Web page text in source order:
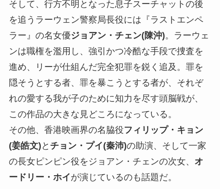
そして、行方不明となった息子スーチャットの後
を追うラーウェン警察局長役には『ラストエンペ
ラー』の名女優ジョアン・チェン(陳沖)。ラーウェ
ンは職権を濫用し、強引かつ冷酷な手段で捜査を
進め、リーが仕組んだ完全犯罪を鋭く追及。罪を
隠そうとする者、罪を暴こうとする者が、それぞ
れの愛する我が子のために知力を尽す頭脳戦が、
この作品の大きな見どころになっている。
その他、香港映画界の名脇役フィリップ・キョン
(姜皓文) と チョン・プイ(秦沛)の助演、そして一家
の長女ピンピン役をジョアン・チェンの次女、 オ
ードリー・ホイが演じているのも話題だ。